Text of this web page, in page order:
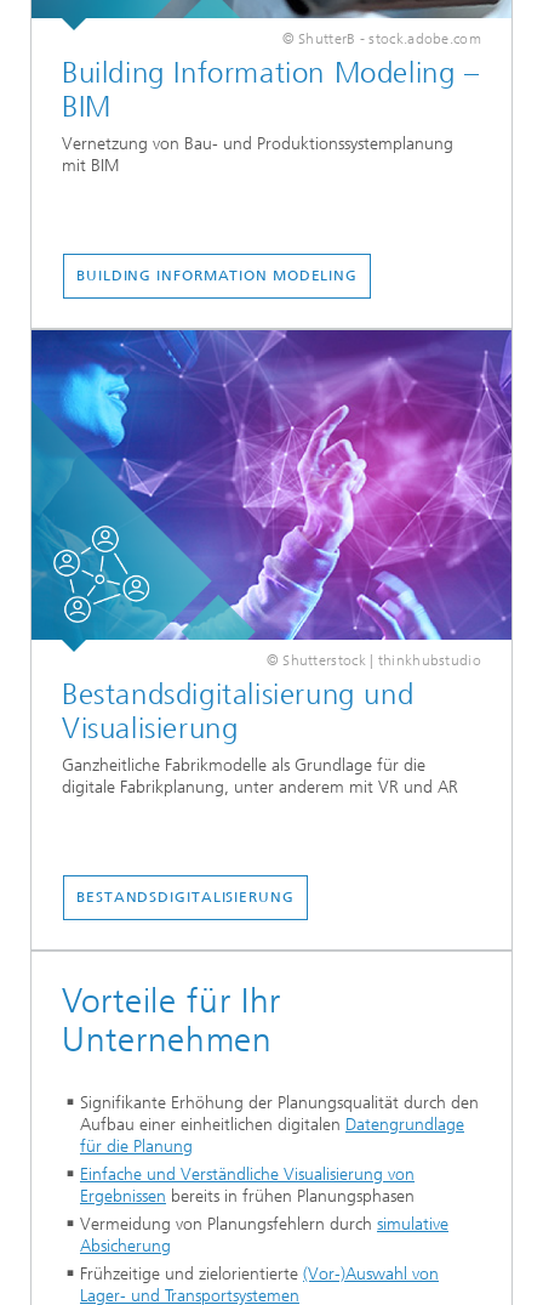
© ShutterB - stock.adobe.com
Building Information Modeling –
BIM
Vernetzung von Bau- und Produktionssystemplanung
mit BIM
BUILDING INFORMATION MODELING
© Shutterstock | thinkhubstudio
Bestandsdigitalisierung und
Visualisierung
Ganzheitliche Fabrikmodelle als Grundlage für die
digitale Fabrikplanung, unter anderem mit VR und AR
BESTANDSDIGITALISIERUNG
Vorteile für Ihr
Unternehmen
Signifikante Erhöhung der Planungsqualität durch den
Aufbau einer einheitlichen digitalen Datengrundlage
für die Planung
Einfache und Verständliche Visualisierung von
Ergebnissen bereits in frühen Planungsphasen
Vermeidung von Planungsfehlern durch simulative
Absicherung
Frühzeitige und zielorientierte (Vor-)Auswahl von
Lager- und Transportsystemen